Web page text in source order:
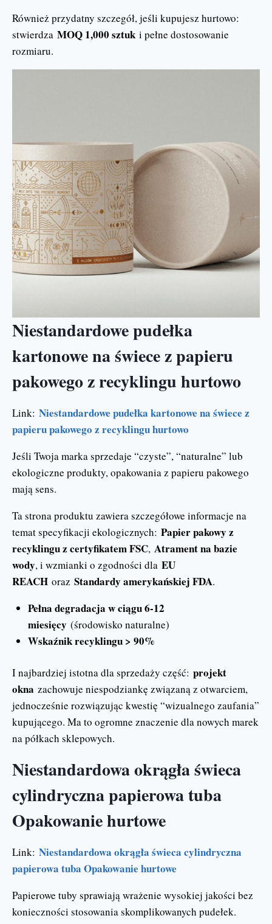
Również przydatny szczegół, jeśli kupujesz hurtowo:
stwierdza MOQ 1,000 sztuk i pełne dostosowanie
rozmiaru.
Niestandardowe pudełka
kartonowe na świece z papieru
pakowego z recyklingu hurtowo
Link: Niestandardowe pudełka kartonowe na świece z
papieru pakowego z recyklingu hurtowo
Jeśli Twoja marka sprzedaje “czyste”, “naturalne” lub
ekologiczne produkty, opakowania z papieru pakowego
mają sens.
Ta strona produktu zawiera szczegółowe informacje na
temat specyfikacji ekologicznych: Papier pakowy z
recyklingu z certyfikatem FSC, Atrament na bazie
wody, i wzmianki o zgodności dla EU
REACH oraz Standardy amerykańskiej FDA.
Pełna degradacja w ciągu 6-12
miesięcy (środowisko naturalne)
Wskaźnik recyklingu > 90%
I najbardziej istotna dla sprzedaży część: projekt
okna zachowuje niespodziankę związaną z otwarciem,
jednocześnie rozwiązując kwestię “wizualnego zaufania”
kupującego. Ma to ogromne znaczenie dla nowych marek
na półkach sklepowych.
Niestandardowa okrągła świeca
cylindryczna papierowa tuba
Opakowanie hurtowe
Link: Niestandardowa okrągła świeca cylindryczna
papierowa tuba Opakowanie hurtowe
Papierowe tuby sprawiają wrażenie wysokiej jakości bez
konieczności stosowania skomplikowanych pudełek.